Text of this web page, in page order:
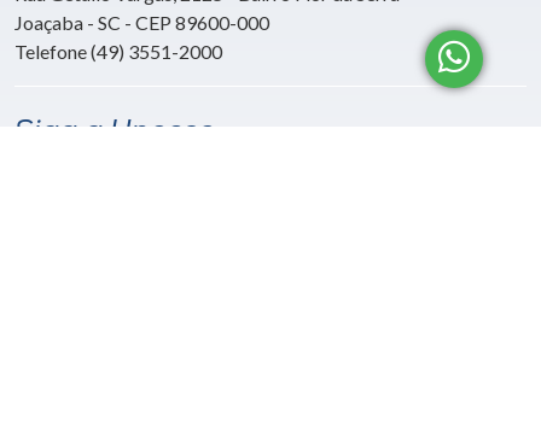
Joaçaba - SC - CEP 89600-000
Telefone (49) 3551-2000
Siga a Unoesc